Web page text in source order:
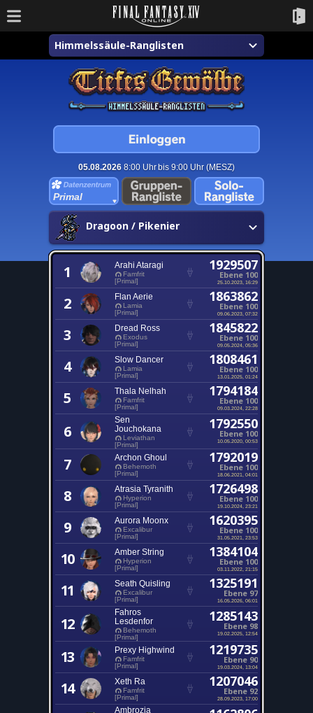
Himmelssäule-Ranglisten
05.08.20268:00 Uhr bis 9:00 Uhr (MESZ)
Primal
Dragoon / Pikenier
1 Arahi Ataragi
Famfrit
[Primal]
1929507
Ebene 100
25.10.2023, 16:29
2 Flan Aerie
Lamia
[Primal]
1863862
Ebene 100
09.06.2023, 07:32
3 Dread Ross
Exodus
[Primal]
1845822
Ebene 100
09.05.2024, 05:36
4 Slow Dancer
Lamia
[Primal]
1808461
Ebene 100
13.01.2025, 01:24
5 Thala Nelhah
Famfrit
[Primal]
1794184
Ebene 100
09.03.2024, 22:28
6
Sen
Jouchokana
Leviathan
[Primal]
1792550
Ebene 100
10.05.2020, 00:53
7 Archon Ghoul
Behemoth
[Primal]
1792019
Ebene 100
18.06.2021, 04:01
8 Atrasia Tyranith
Hyperion
[Primal]
1726498
Ebene 100
19.10.2024, 23:21
9 Aurora Moonx
Excalibur
[Primal]
1620395
Ebene 100
31.05.2021, 23:53
10 Amber String
Hyperion
[Primal]
1384104
Ebene 100
03.11.2022, 21:15
11 Seath Quisling
Excalibur
[Primal]
1325191
Ebene 97
16.05.2026, 06:01
12
Fahros
Lesdenfor
Behemoth
[Primal]
1285143
Ebene 98
19.02.2025, 12:54
13 Prexy Highwind
Famfrit
[Primal]
1219735
Ebene 90
19.03.2024, 13:04
14 Xeth Ra
Famfrit
[Primal]
1207046
Ebene 92
28.09.2023, 17:00
Ambrozja